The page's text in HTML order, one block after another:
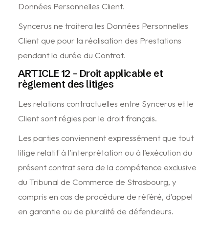
Données Personnelles Client.
Syncerus ne traitera les Données Personnelles
Client que pour la réalisation des Prestations
pendant la durée du Contrat.
ARTICLE 12 – Droit applicable et
règlement des litiges
Les relations contractuelles entre Syncerus et le
Client sont régies par le droit français.
Les parties conviennent expressément que tout
litige relatif à l’interprétation ou à l’exécution du
présent contrat sera de la compétence exclusive
du Tribunal de Commerce de Strasbourg, y
compris en cas de procédure de référé, d’appel
en garantie ou de pluralité de défendeurs.